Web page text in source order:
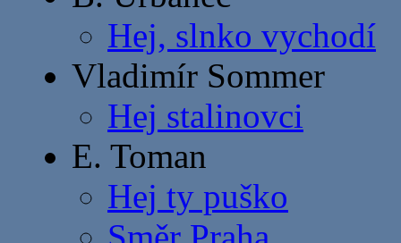
Hej, slnko vychodí
Vladimír Sommer
Hej stalinovci
E. Toman
Hej ty puško